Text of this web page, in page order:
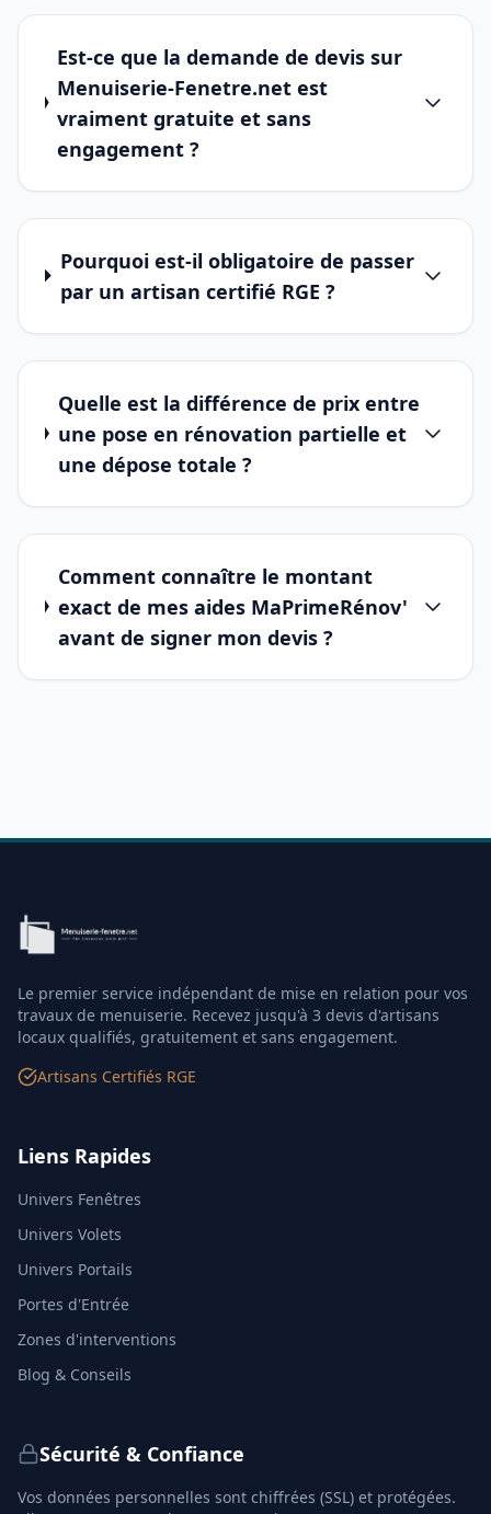
Est-ce que la demande de devis sur
Menuiserie-Fenetre.net est
vraiment gratuite et sans
engagement ?
Pourquoi est-il obligatoire de passer
par un artisan certifié RGE ?
Quelle est la différence de prix entre
une pose en rénovation partielle et
une dépose totale ?
Comment connaître le montant
exact de mes aides MaPrimeRénov'
avant de signer mon devis ?
Le premier service indépendant de mise en relation pour vos
travaux de menuiserie. Recevez jusqu'à 3 devis d'artisans
locaux qualifiés, gratuitement et sans engagement.
Artisans Certifiés RGE
Liens Rapides
Univers Fenêtres
Univers Volets
Univers Portails
Portes d'Entrée
Zones d'interventions
Blog & Conseils
Sécurité & Confiance
Vos données personnelles sont chiffrées (SSL) et protégées.